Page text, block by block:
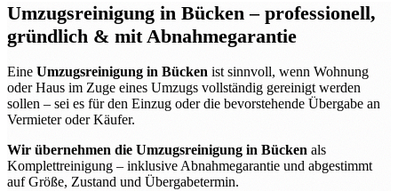
Umzugsreinigung in Bücken– professionell,
gründlich & mit Abnahmegarantie
Eine Umzugsreinigung in Bücken ist sinnvoll, wenn Wohnung
oder Haus im Zuge eines Umzugs vollständig gereinigt werden
sollen – sei es für den Einzug oder die bevorstehende Übergabe an
Vermieter oder Käufer.
Wir übernehmen die Umzugsreinigung in Bücken als
Komplettreinigung – inklusive Abnahmegarantie und abgestimmt
auf Größe, Zustand und Übergabetermin.